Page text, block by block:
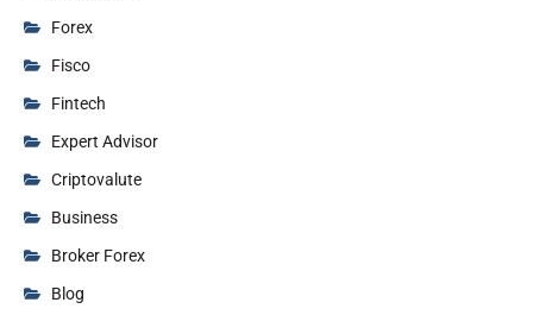
Forex
Fisco
Fintech
Expert Advisor
Criptovalute
Business
Broker Forex
Blog